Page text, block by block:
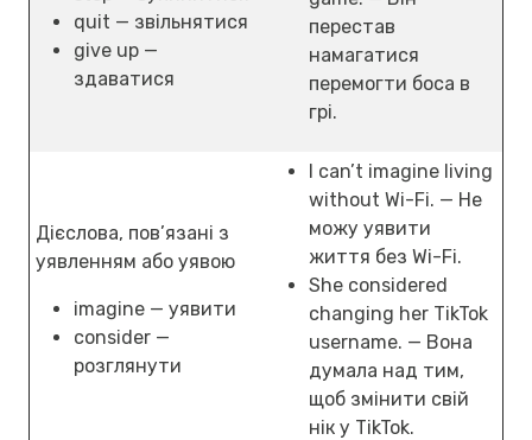
quit — звільнятися
give up —
здаватися
перестав
намагатися
перемогти боса в
грі.
Дієслова, пов’язані з
уявленням або уявою
imagine — уявити
consider —
розглянути
I can’t imagine living
without Wi-Fi. — Не
можу уявити
життя без Wi-Fi.
She considered
changing her TikTok
username. — Вона
думала над тим,
щоб змінити свій
нік у TikTok.